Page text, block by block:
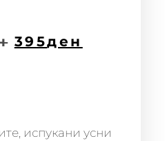
395ден
испукани усни